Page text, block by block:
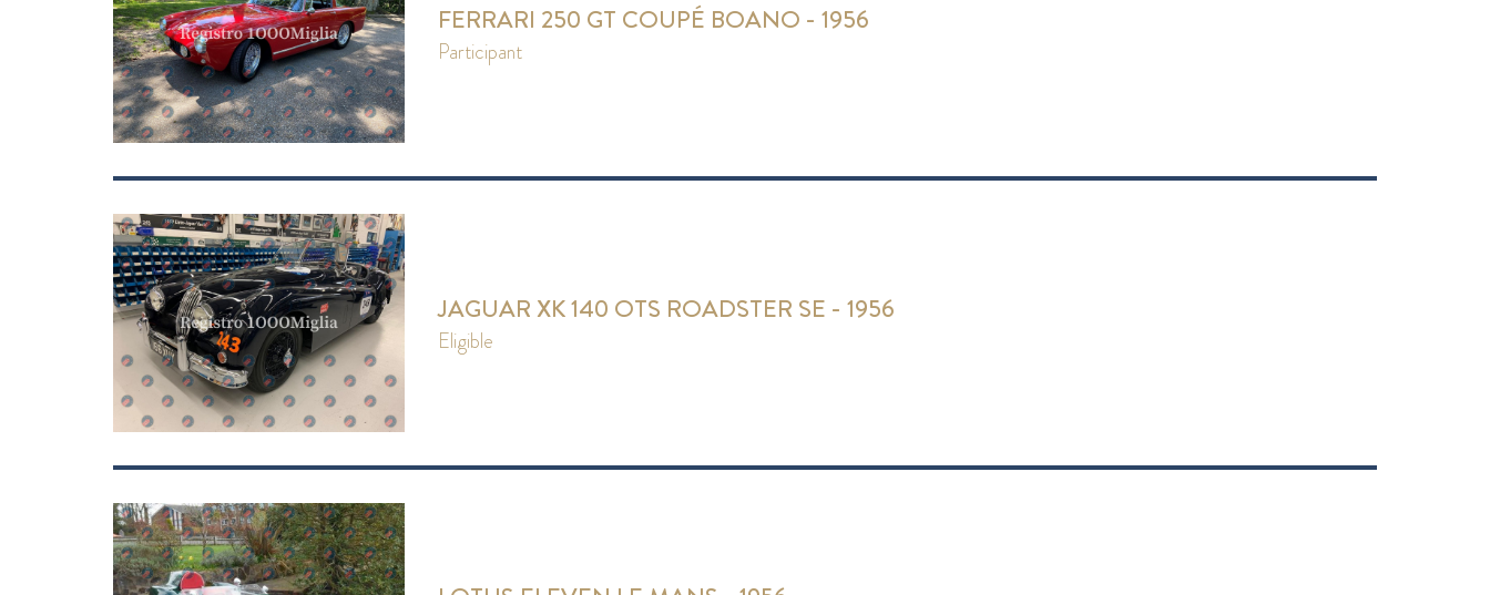
FERRARI 250 GT COUPÉ BOANO - 1956
participant
JAGUAR XK 140 OTS ROADSTER SE - 1956
eligible